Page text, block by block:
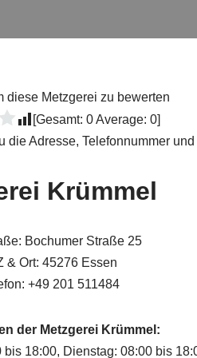
diese Metzgerei zu bewerten
[Gesamt: 0Average: 0]
die Adresse, Telefonnummer
Krümmel
Bochumer Straße 25
& Ort: 45276 Essen
+49 201 511484
der Metzgerei Krümmel:
bis 18:00, Dienstag: 08:00 bis